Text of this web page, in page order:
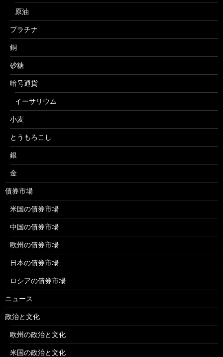
原油
プラチナ
銅
砂糖
暗号通貨
イーサリウム
小麦
とうもろこし
銀
金
債券市場
米国の債券市場
中国の債券市場
欧州の債券市場
日本の債券市場
ロシアの債券市場
ニュース
政治と文化
欧州の政治と文化
米国の政治と文化